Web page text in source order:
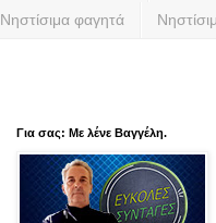
Νηστίσιμα φαγητά
Για σας: Με λένε Βαγγέλη.